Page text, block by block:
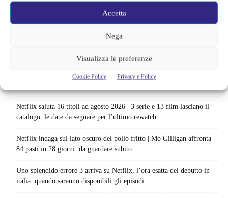
Accetta
Nega
Visualizza le preferenze
Cookie Policy Privacy e Policy
Sony ferma i film sui personaggi di Spider-Man, nessun nuovo
Netflix saluta 16 titoli ad agosto 2026 | 3 serie e 13 film lasciano il
catalogo: le date da segnare per l’ultimo rewatch
Netflix indaga sul lato oscuro del pollo fritto | Mo Gilligan affronta
84 pasti in 28 giorni: da guardare subito
Uno splendido errore 3 arriva su Netflix, l’ora esatta del debutto in
italia: quando saranno disponibili gli episodi